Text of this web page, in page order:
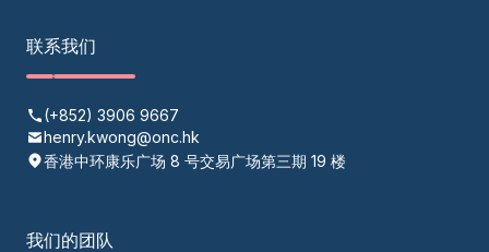
联系我们
(+852) 3906 9667
henry.kwong@onc.hk
香港中环康乐广场 8 号交易广场第三期 19 楼
我们的团队